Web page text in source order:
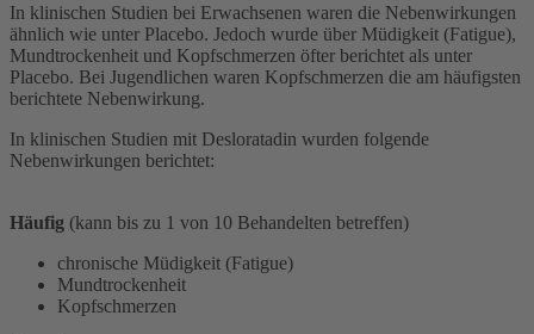
In klinischen Studien bei Erwachsenen waren die Nebenwirkungen
ähnlich wie unter Placebo. Jedoch wurde über Müdigkeit (Fatigue),
Mundtrockenheit und Kopfschmerzen öfter berichtet als unter
Placebo. Bei Jugendlichen waren Kopfschmerzen die am häufigsten
berichtete Nebenwirkung.
In klinischen Studien mit Desloratadin wurden folgende
Nebenwirkungen berichtet:
Häufig (kann bis zu 1 von 10 Behandelten betreffen)
chronische Müdigkeit (Fatigue)
Mundtrockenheit
Kopfschmerzen